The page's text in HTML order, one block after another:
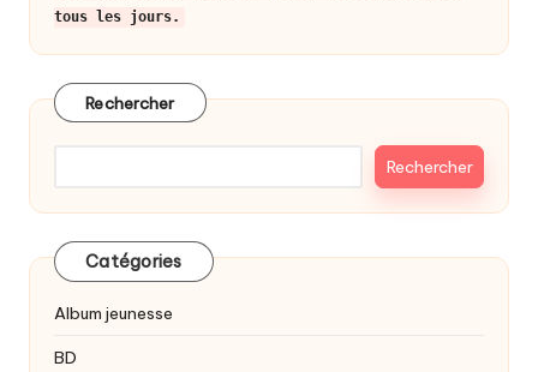
tous les jours.
Rechercher
Rechercher
Catégories
Album jeunesse
BD